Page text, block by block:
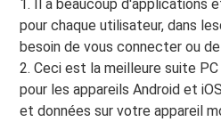
1. Il a beaucoup d'applications
pour chaque utilisateur, dans
besoin de vous connecter ou
2. Ceci est la meilleure suite
pour les appareils Android et
et données sur votre appareil